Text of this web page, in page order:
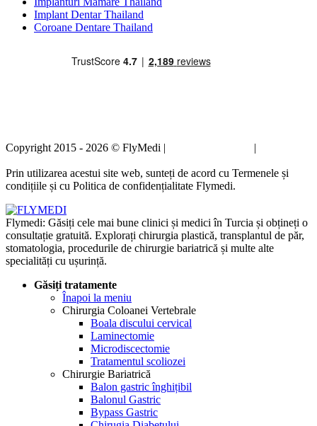
Implant Dentar Thailand
Coroane Dentare Thailand
Copyright 2015 - 2026 © FlyMedi | |
Prin utilizarea acestui site web, sunteți de acord cu Termenele și
condițiile și cu Politica de confidențialitate Flymedi.
Flymedi: Găsiți cele mai bune clinici și medici în Turcia și obțineți o
consultație gratuită. Explorați chirurgia plastică, transplantul de păr,
stomatologia, procedurile de chirurgie bariatrică și multe alte
specialități cu ușurință.
Găsiți tratamente
Înapoi la meniu
Chirurgia Coloanei Vertebrale
Boala discului cervical
Laminectomie
Microdiscectomie
Tratamentul scoliozei
Chirurgie Bariatrică
Balon gastric înghițibil
Balonul Gastric
Bypass Gastric